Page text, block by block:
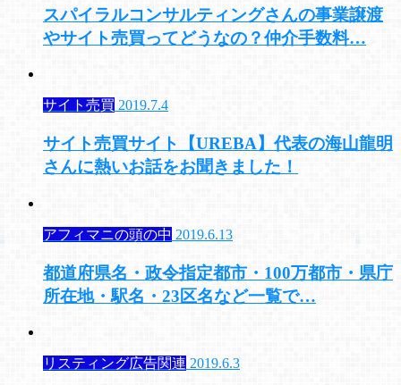
スパイラルコンサルティングさんの事業譲渡
やサイト売買ってどうなの？仲介手数料…
サイト売買 2019.7.4
サイト売買サイト【UREBA】代表の海山龍明
さんに熱いお話をお聞きました！
アフィマニの頭の中 2019.6.13
都道府県名・政令指定都市・100万都市・県庁
所在地・駅名・23区名など一覧で…
リスティング広告関連 2019.6.3